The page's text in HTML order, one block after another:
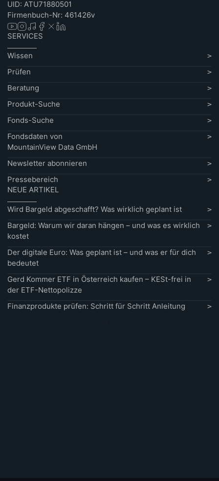
UID: ATU71880501
Firmenbuch-Nr: 461426v
SERVICES
Wissen
Prüfen
Beratung
Produkt-Suche
Fonds-Suche
Fondsdaten von
MountainView Data GmbH
Newsletter abonnieren
Pressebereich
NEUE ARTIKEL
Wird Bargeld abgeschafft? Was wirklich geplant ist
Bargeld: Warum wir daran hängen – und was es wirklich
kostet
Der digitale Euro: Was geplant ist – und was er für dich
bedeutet
Gerd Kommer ETF in Österreich kaufen – KESt-frei in
der ETF-Nettopolizze
Finanzprodukte prüfen: Schritt für Schritt Anleitung